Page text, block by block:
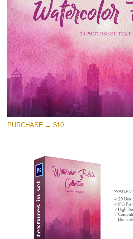
Watercolor Fuchsia
(20 Textures)
Large 6000*4000px
Entire Collection
(1783 Overlays)
Large 6000*4000px
Free
PURCHASE → $10